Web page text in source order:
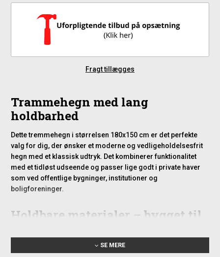
Fragt tillægges
Trammehegn med lang
holdbarhed
Dette tremmehegn i størrelsen 180x150 cm er det perfekte
valg for dig, der ønsker et moderne og vedligeholdelsesfrit
hegn med et klassisk udtryk. Det kombinerer funktionalitet
med et tidløst udseende og passer lige godt i private haver
som ved offentlige bygninger, institutioner og
boligforeninger.
Holdbare materialer – bygget til
Hegnet er fremstillet i stærkt og vejrbestandigt PVC – samme
SE MERE